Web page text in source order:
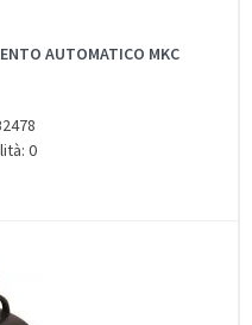
AUTOMATICO MKC
0